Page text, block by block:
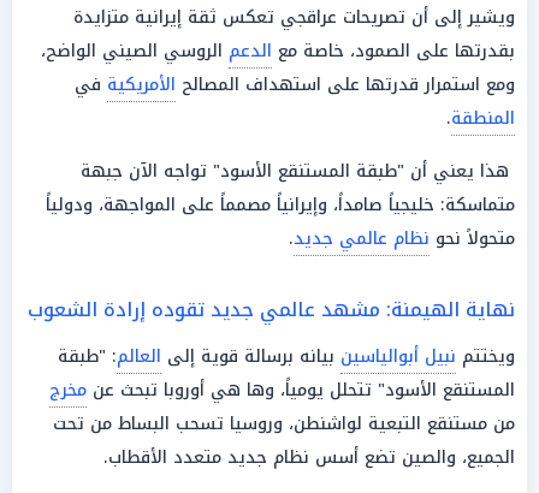
ويشير إلى أن تصريحات عراقجي تعكس ثقة إيرانية متزايدة
بقدرتها على الصمود، خاصة مع الدعم الروسي الصيني الواضح،
ومع استمرار قدرتها على استهداف المصالح الأمريكية في
المنطقة.
هذا يعني أن "طبقة المستنقع الأسود" تواجه الآن جبهة
متماسكة: خليجياً صامداً، وإيرانياً مصمماً على المواجهة، ودولياً
متحولاً نحو نظام عالمي جديد.
نهاية الهيمنة: مشهد عالمي جديد تقوده إرادة الشعوب
ويختتم نبيل أبوالياسين بيانه برسالة قوية إلى العالم: "طبقة
المستنقع الأسود" تتحلل يومياً، وها هي أوروبا تبحث عن مخرج
من مستنقع التبعية لواشنطن، وروسيا تسحب البساط من تحت
الجميع، والصين تضع أسس نظام جديد متعدد الأقطاب.